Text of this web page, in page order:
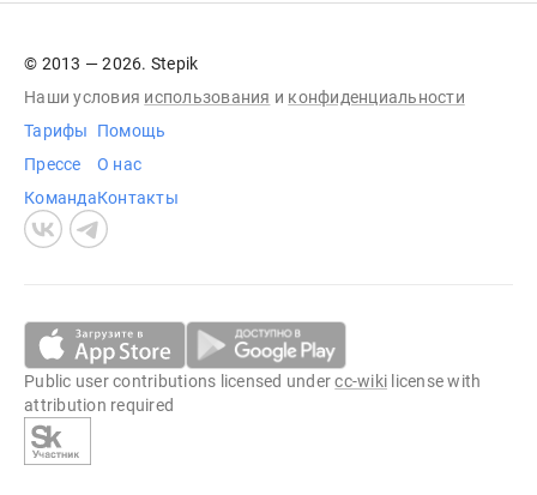
© 2013 — 2026. Stepik
Наши условия использования и конфиденциальности
Тарифы
Прессе
Команда
Помощь
О нас
Контакты
Public user contributions licensed undercc-wiki license with
attribution required